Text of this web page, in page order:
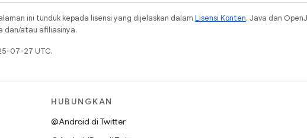
ini tunduk kepada lisensi yang dijelaskan dalam Lisensi Konten. Java dan
dan/atau afiliasinya.
07-27 UTC.
HUBUNGKAN
@Android di Twitter